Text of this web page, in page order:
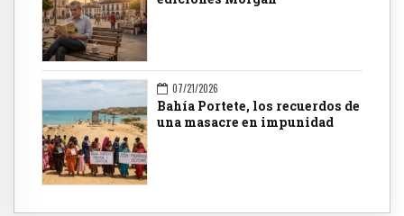
07/21/2026
Bahía Portete, los recuerdos de
una masacre en impunidad